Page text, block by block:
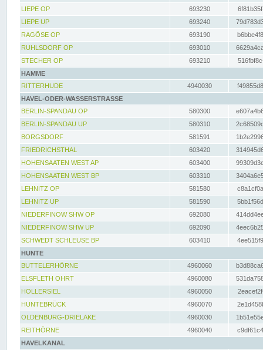
LIEPE OP
693230
LIEPE UP
693240
RAGÖSE OP
693190
RUHLSDORF OP
693010
STECHER OP
693210
HAMME
RITTERHUDE
4940030
HAVEL-ODER-WASSERSTRASSE
BERLIN-SPANDAU OP
580300
BERLIN-SPANDAU UP
580310
BORGSDORF
581591
FRIEDRICHSTHAL
603420
HOHENSAATEN WEST AP
603400
HOHENSAATEN WEST BP
603310
LEHNITZ OP
581580
LEHNITZ UP
581590
NIEDERFINOW SHW OP
692080
NIEDERFINOW SHW UP
692090
SCHWEDT SCHLEUSE BP
603410
HUNTE
BUTTELERHÖRNE
4960060
ELSFLETH OHRT
4960080
HOLLERSIEL
4960050
HUNTEBRÜCK
4960070
OLDENBURG-DRIELAKE
4960030
REITHÖRNE
4960040
HAVELKANAL